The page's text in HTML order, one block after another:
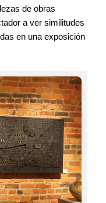
de obras
a ver similitudes
en una exposición